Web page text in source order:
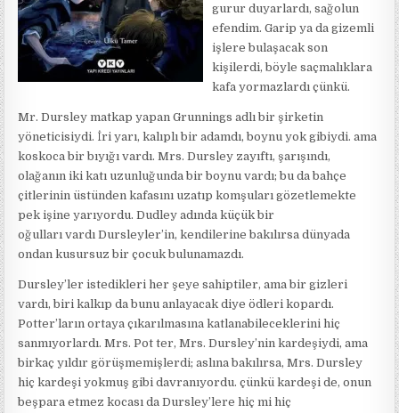
gurur duyarlardı, sağolun
efendim. Garip ya da gizemli
işlere bulaşacak son
kişilerdi, böyle saçmalıklara
kafa yormazlardı çünkü.
Mr. Dursley matkap yapan Grunnings adlı bir şirketin
yöneticisiydi. İri yarı, kalıplı bir adamdı, boynu yok gibiydi. ama
koskoca bir bıyığı vardı. Mrs. Dursley zayıftı, şarışındı,
olağanın iki katı uzunluğunda bir boynu vardı; bu da bahçe
çitlerinin üstünden kafasını uzatıp komşularıgözetlemekte
pek işine yarıyordu. Dudley adında küçük bir
oğulları vardı Dursleyler’in, kendilerine bakılırsa dünyada
ondan kusursuz bir çocuk bulunamazdı.
Dursley’ler istedikleri her şeye sahiptiler, ama bir gizleri
vardı, biri kalkıp da bunu anlayacak diye ödleri kopardı.
Potter’ların ortaya çıkarılmasına katlanabileceklerini hiç
sanmıyorlardı. Mrs. Pot ter, Mrs. Dursley’nin kardeşiydi, ama
birkaç yıldır görüşmemişlerdi; aslına bakılırsa, Mrs. Dursley
hiç kardeşi yokmuş gibi davranıyordu. çünkü kardeşi de, onun
beşpara etmez kocası da Dursley’lere hiç mi hiç